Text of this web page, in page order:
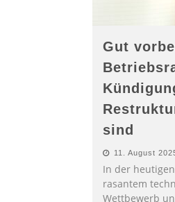
Gut
sind
11. August
In der
rasantem
Wettbewerb